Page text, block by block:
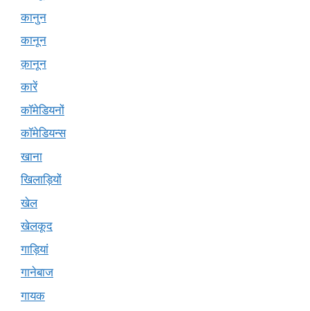
कानुन
कानून
क़ानून
कारें
कॉमेडियनों
कॉमेडियन्स
खाना
खिलाड़ियों
खेल
खेलकूद
गाड़ियां
गानेबाज
गायक